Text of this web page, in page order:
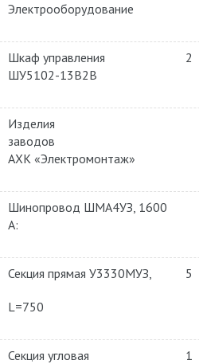
Электрооборудование
Шкаф управления
ШУ5102-13В2В
2
Изделия
заводов
АХК «Электромонтаж»
Шинопровод ШМА4УЗ, 1600
А:
Секция прямая У3330МУЗ,
L=750
5
Секция угловая
1